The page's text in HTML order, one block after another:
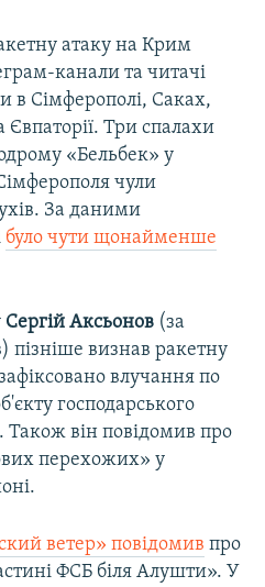
атаку на Крим
канали та читачі
в Сімферополі, Саках,
Три спалахи
«Бельбек» у
чули
За даними
було чути щонайменше
Сергій Аксьонов (за
визнав ракетну
влучання по
господарського
він повідомив про
перехожих» у
ветер» повідомив про
ФСБ біля Алушти». У